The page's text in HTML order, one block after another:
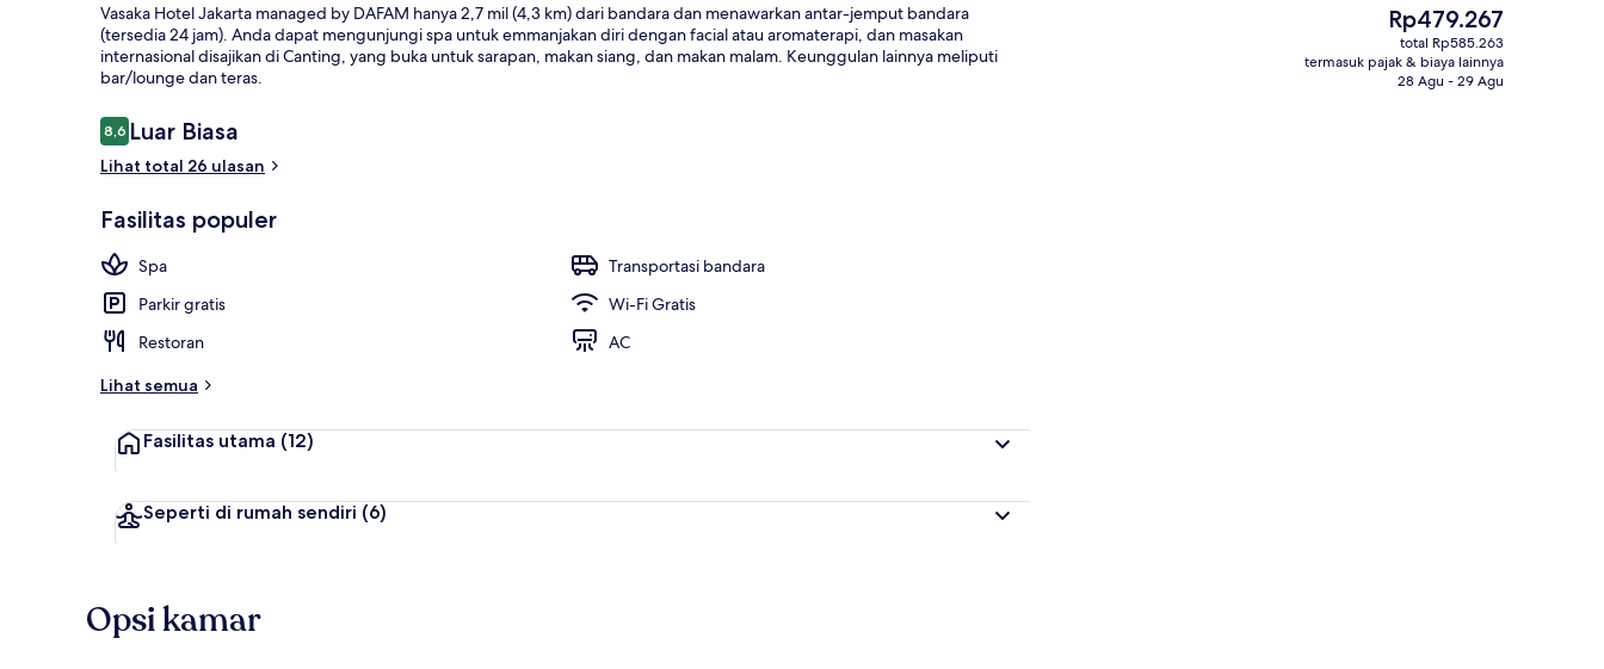
Melayani sarapan, makan siang, dan
Vasaka Hotel Jakarta managed by DAFAM hanya 2,7 mil (4,3 km) dari bandara dan menawarkan antar-jemput bandara
(tersedia 24 jam). Anda dapat mengunjungi spa untuk emmanjakan diri dengan facial atau aromaterapi, dan masakan
internasional disajikan di Canting, yang buka untuk sarapan, makan siang, dan makan malam. Keunggulan lainnya meliputi
bar/lounge dan teras.
Ulasan
8,68,6 dari 10
Luar Biasa
Lihat total 26 ulasan
Fasilitas populer
Spa
Transportasi bandara
Parkir gratis
Wi-Fi Gratis
Restoran
AC
Lihat semua
Fasilitas utama (12)
Seperti di rumah sendiri (6)
Harga
saat
ini
Rp479.267
Rp479.267
total Rp585.263
termasuk pajak & biaya lainnya
28 Agu - 29 Agu
Opsi kamar